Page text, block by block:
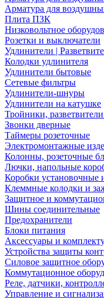
Арматура для
Плита ПЗК
Низковольтное
Розетки и выключатели
Удлинители |
Колодки удлинителя
Удлинители бытовые
Сетевые фильтры
Удлинители-шнуры
Удлинители на катушке
Тройники,
Звонки дверные
Таймеры розеточные
Электромонтажные
Колонны, розеточные
Лючки, напольные
Коробки установочные
Клеммные колодки и
Защитное и
Шины соединительные
Предохранители
Блоки питания
Аксессуары и
Устройства защиты
Силовое защитное
Коммутационное
Реле, датчики,
Управление и